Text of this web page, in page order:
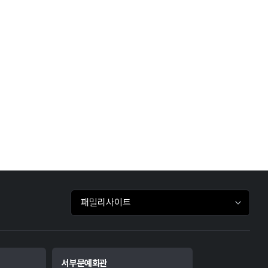
패밀리사이트 바로가기
서부문예회관